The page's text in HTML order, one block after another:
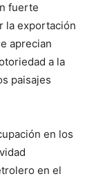
fuerte
la exportación
aprecian
a la
paisajes
en los
en el